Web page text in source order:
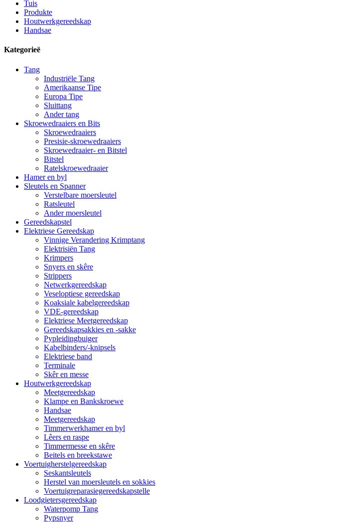
Tuis
Produkte
Houtwerkgereedskap
Handsae
Kategorieë
Tang
Industriële Tang
Amerikaanse Tipe
Europa Tipe
Sluittang
Ander tang
Skroewedraaiers en Bits
Skroewedraaiers
Presisie-skroewedraaiers
Skroewedraaier- en Bitstel
Bitstel
Ratelskroewedraaier
Hamer en byl
Sleutels en Spanner
Verstelbare moersleutel
Ratsleutel
Ander moersleutel
Gereedskapstel
Elektriese Gereedskap
Vinnige Verandering Krimptang
Elektrisiën Tang
Krimpers
Snyers en skêre
Strippers
Netwerkgereedskap
Veseloptiese gereedskap
Koaksiale kabelgereedskap
VDE-gereedskap
Elektriese Meetgereedskap
Gereedskapsakkies en -sakke
Pypleidingbuiger
Kabelbinders/-knipsels
Elektriese band
Terminale
Skêr en messe
Houtwerkgereedskap
Meetgereedskap
Klampe en Bankskroewe
Handsae
Meetgereedskap
Timmerwerkhamer en byl
Lêers en raspe
Timmermesse en skêre
Beitels en breekstawe
Voertuigherstelgereedskap
Seskantsleutels
Herstel van moersleutels en sokkies
Voertuigreparasiegereedskapstelle
Loodgietersgereedskap
Waterpomp Tang
Pypsnyer